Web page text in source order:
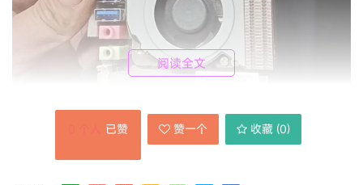
阅读全文
已赞 赞一个 收藏 (0)